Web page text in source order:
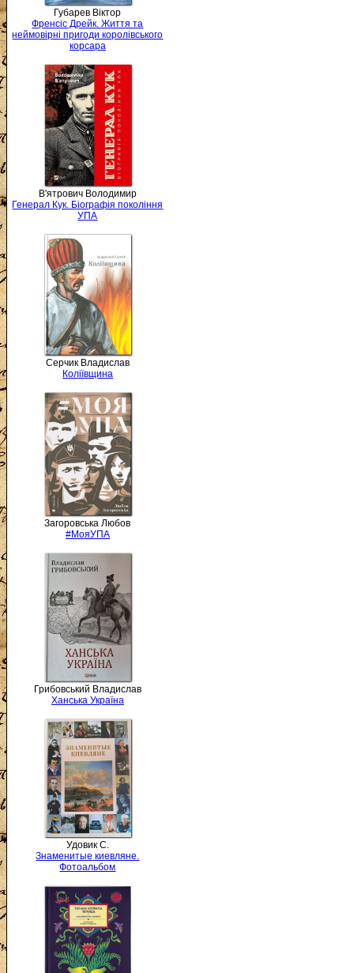
Губарев Віктор
Френсіс Дрейк. Життя та
неймовірні пригоди королівського
корсара
В'ятрович Володимир
Генерал Кук. Біографія покоління
УПА
Серчик Владислав
Коліївщина
Загоровська Любов
#МояУПА
Грибовський Владислав
Ханська Україна
Удовик С.
Знаменитые киевляне.
Фотоальбом